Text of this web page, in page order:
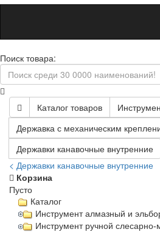
Поиск товара:
Каталог товаров
Державка с механическим
Державки канавочные внутренние
< Державки канавочные внутренние
Корзина
Пусто
Каталог
Инструмент алмазный и
Инструмент ручной